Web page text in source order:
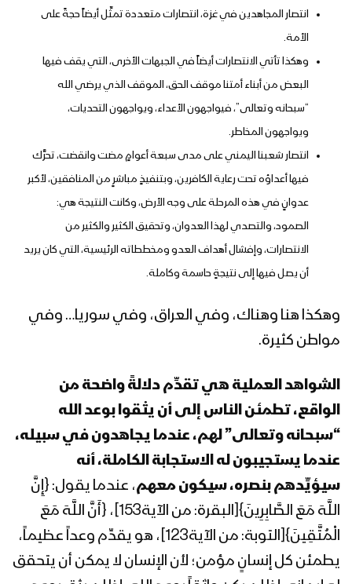
المحاضرة الرمضانية التاسعة للسيد عبد
الملك بدر الدين الحوثي 09 رمضان 1442هـ
المحاضرة الرمضانية الثامنة للسيد عبد
الملك بدر الدين الحوثي 08 رمضان 1442هـ
المحاضرة الرمضانية السابعة للسيد
1442هـ
عبدالملك بدرالدين الحوثي 06 رمضان
المحاضرة الرمضانية الخامسة للسيد
عبدالملك بدرالدين الحوثي 05 رمضان
1442هـ
المحاضرة الرمضانية الرابعة للسيد عبد
الملك بدر الدين الحوثي 04 رمضان 1442هـ
المحاضرة الرمضانية الثالثة للسيد عبدالملك
بدرالدين الحوثي 03 رمضان 1442هـ
انتصار المجاهدين في غزة، انتصارات متعددة تمثِّل أيضاً حجةً على
الأمة.
وهكذا تأتي الانتصارات أيضاً في الجبهات الأخرى، التي يقف فيها
البعض من أبناء أمتنا موقف الحق، الموقف الذي يرضي الله
“سبحانه وتعالى”، فيواجهون الأعداء، ويواجهون التحديات،
ويواجهون المخاطر.
انتصار شعبنا اليمني على مدى سبعة أعوامٍ مضت وانقضت، تحرَّك
فيها أعداؤه تحت رعاية الكافرين، وبتنفيذٍ مباشرٍ من المنافقين، لأكبر
عدوانٍ في هذه المرحلة على وجه الأرض، وكانت النتيجة هي:
الصمود، والتصدي لهذا العدوان، وتحقيق الكثير والكثير من
الانتصارات، وإفشال أهداف العدو ومخططاته الرئيسية، التي كان يريد
أن يصل فيها إلى نتيجةٍ حاسمة وكاملة.
وهكذا هنا وهناك، وفي العراق، وفي سوريا… وفي
مواطن كثيرة.
الشواهد العملية هي تقدِّم دلالةً واضحة من
الواقع، تطمئن الناس إلى أن يثقوا بوعد الله
“سبحانه وتعالى” لهم، عندما يجاهدون في سبيله،
عندما يستجيبون له الاستجابة الكاملة، أنه
سيؤيِّدهم بنصره، سيكون معهم، عندما يقول: {إِنَّ
اللَّهَ مَعَ الصَّابِرِينَ}[البقرة: من الآية153]، {أَنَّ اللَّهَ مَعَ
الْمُتَّقِينَ}[التوبة: من الآية123]، هو يقدِّم وعداً عظيماً،
يطمئن كل إنسانٍ مؤمن؛ لأن الإنسان لا يمكن أن يتحقق